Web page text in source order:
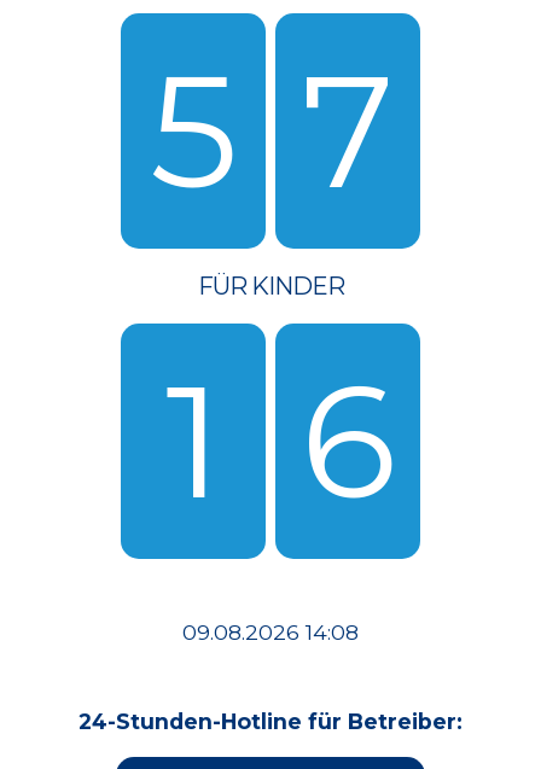
5 7
FÜR KINDER
1 6
09.08.2026 14:08
24-Stunden-Hotline für Betreiber: